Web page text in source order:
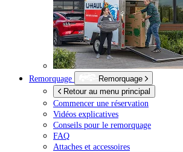
Remorquage
Remorquage
Retour au menu principal
Commencer une réservation
Vidéos explicatives
Conseils pour le remorquage
FAQ
Attaches et accessoires